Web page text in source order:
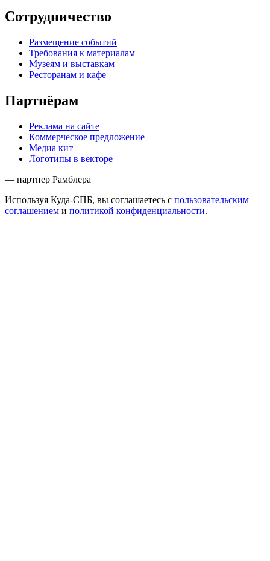
Сотрудничество
Размещение событий
Требования к материалам
Музеям и выставкам
Ресторанам и кафе
Партнёрам
Реклама на сайте
Коммерческое предложение
Медиа кит
Логотипы в векторе
— партнер Рамблера
Используя Куда-СПБ, вы соглашаетесь с пользовательским
соглашением и политикой конфиденциальности.